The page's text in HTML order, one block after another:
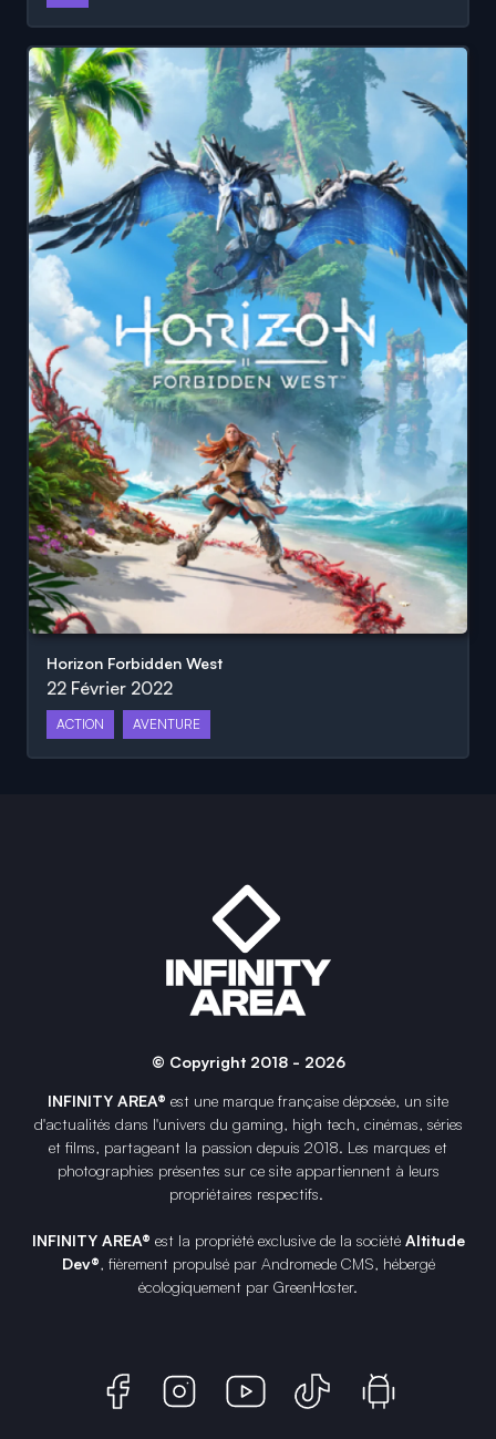
Horizon Forbidden West
22 Février 2022
ACTION AVENTURE
© Copyright 2018 - 2026
INFINITY AREA® est une marque française déposée, un site
d'actualités dans l'univers du gaming, high tech, cinémas, séries
et films, partageant la passion depuis 2018. Les marques et
photographies présentes sur ce site appartiennent à leurs
propriétaires respectifs.
INFINITY AREA® est la propriété exclusive de la société Altitude
Dev®, fièrement propulsé par Andromede CMS, hébergé
écologiquement par GreenHoster.